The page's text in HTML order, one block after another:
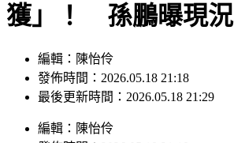
獲」！ 孫鵬曝現況
編輯：陳怡伶
發佈時間：2026.05.18 21:18
最後更新時間：2026.05.18 21:29
編輯 ： 陳怡伶